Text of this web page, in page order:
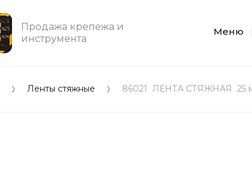
Продажа крепежа и
инструмента
Меню
Ленты стяжные 86021  ЛЕНТА СТЯЖНАЯ